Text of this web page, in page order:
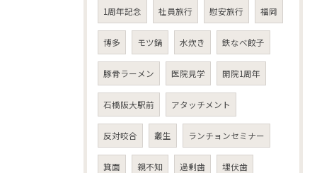
1周年記念 社員旅行 慰安旅行 福岡
博多 モツ鍋 水炊き 鉄なべ餃子
豚骨ラーメン 医院見学 開院1周年
石橋阪大駅前 アタッチメント
反対咬合 叢生 ランチョンセミナー
箕面 親不知 過剰歯 埋伏歯